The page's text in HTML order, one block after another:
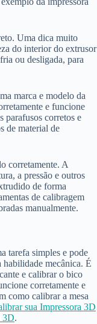
Uma dica muito
do interior do extrusor
ou desligada, para
marca e modelo da
e funcione
parafusos corretos e
de material de
corretamente. A
a pressão e outros
de forma
de calibragem
manualmente.
tarefa simples e pode
habilidade mecânica. É
e calibrar o bico
corretamente e
como calibrar a mesa
sua Impressora 3D
3D.